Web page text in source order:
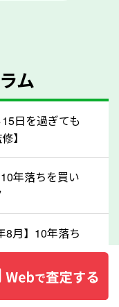
取が可能です。
＝買取できない」
す。他社で買取
があるので、諦め
ください。古い車
ないため、まず
試しください。
状態ごとに「買取
ム
日を過ぎても
】
年落ちを買い
8月】10年落ち
年落ちを